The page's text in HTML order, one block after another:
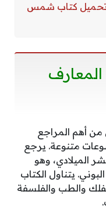
تحميل كتاب شمس
أهم المراجع
متنوعة. يرجع
الميلادي، وهو
يتناول الكتاب
والطب والفلسفة